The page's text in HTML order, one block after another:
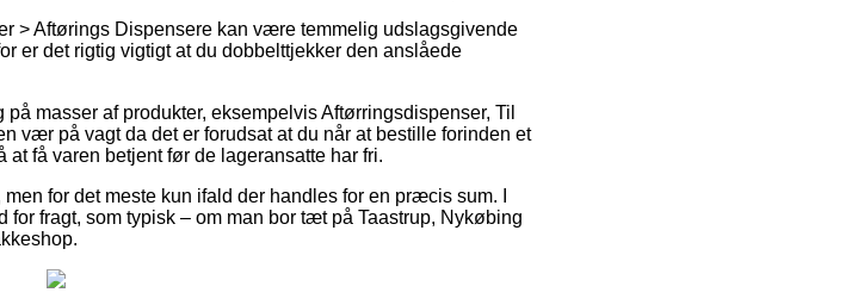
> Aftørings Dispensere kan være temmelig udslagsgivende
er det rigtig vigtigt at du dobbelttjekker den anslåede
masser af produkter, eksempelvis Aftørringsdispenser, Til
vær på vagt da det er forudsat at du når at bestille forinden et
få varen betjent før de lageransatte har fri.
for det meste kun ifald der handles for en præcis sum. I
fragt, som typisk – om man bor tæt på Taastrup, Nykøbing